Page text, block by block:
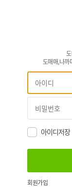
도매매,나까
아이디저장
회원가입